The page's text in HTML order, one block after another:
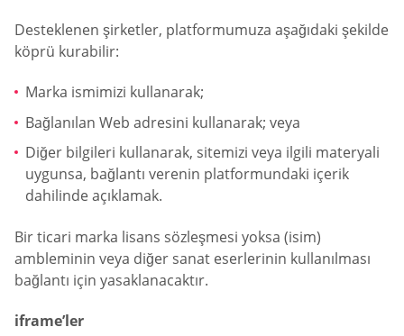
Desteklenen şirketler, platformumuza aşağıdaki şekilde
köprü kurabilir:
Marka ismimizi kullanarak;
Bağlanılan Web adresini kullanarak; veya
Diğer bilgileri kullanarak, sitemizi veya ilgili materyali
uygunsa, bağlantı verenin platformundaki içerik
dahilinde açıklamak.
Bir ticari marka lisans sözleşmesi yoksa (isim)
ambleminin veya diğer sanat eserlerinin kullanılması
bağlantı için yasaklanacaktır.
iframe’ler